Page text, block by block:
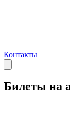
Контакты
Билеты на